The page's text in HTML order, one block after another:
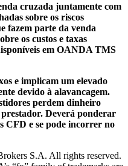
cruzada juntamente com
sobre os riscos
fazem parte da venda
os custos e taxas
em OANDA TMS
e implicam um elevado
devido à alavancagem.
perdem dinheiro
Deverá ponderar
CFD e se pode incorrer no
S.A. All rights reserved.